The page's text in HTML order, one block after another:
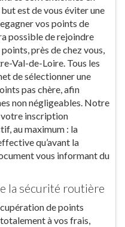
est de vous éviter une
vos points de
possible de rejoindre
près de chez vous,
Val-de-Loire. Tous les
de sélectionner une
pas chère, afin
non négligeables. Notre
votre inscription
au maximum : la
qu’avant la
vous informant du
la sécurité routière
de points
à vos frais,